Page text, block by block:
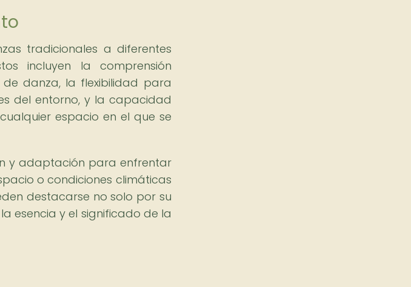
tradicionales a diferentes
incluyen la comprensión
danza, la flexibilidad para
del entorno, y la capacidad
espacio en el que se
y adaptación para enfrentar
o condiciones climáticas
destacarse no solo por su
esencia y el significado de la